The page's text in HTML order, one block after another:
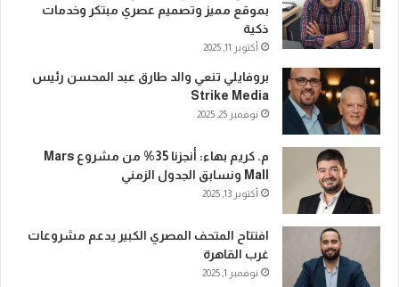
بموقع مميز وتصميم عصري مبتكر وخدمات
ذكية
أكتوبر 11, 2025
بروفايلي تنعي والد طارق عبد المحسن رئيس
Strike Media
نوفمبر 25, 2025
م. كريم بهاء: أنجزنا 35% من مشروع Mars
Mall ونسابق الجدول الزمني
أكتوبر 13, 2025
افتتاح المتحف المصري الكبير يدعم مشروعات
غرب القاهرة
نوفمبر 1, 2025